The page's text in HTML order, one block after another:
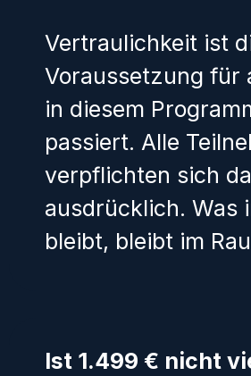
Vertraulichkeit ist
Voraussetzung für
in diesem
passiert. Alle
verpflichten sich
ausdrücklich. Was
bleibt, bleibt im
Ist 1.499 € nicht